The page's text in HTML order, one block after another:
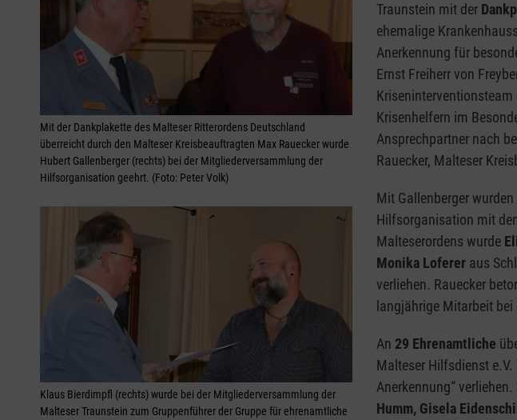
Mit der Dankplakette des Malteser Ritterordens Deutschland
überreicht durch den Malteser Kreisbeauftragten Max Rauecker wurde
Hubert Gallenberger (rechts) bei der Mitgliederversammlung der
Hilfsorganisation geehrt. (Foto: Peter Volk)
Klaus Bierdimpfl (rechts) wurde bei der Mitgliederversammlung der
Malteser Traunstein zum Gruppenführer der Gruppe für ehrenamtliche
Traunstein mit der
ehemalige
Anerkennung für
Ernst Freiherr von
Krisenhelfern im
Ansprechpartner nach
Rauecker, Malteser
Mit Gallenberger
Hilfsorganisation mit
Malteserordens wurde
Monika Lofereraus
verliehen. Rauecker
langjährige Mitarbeit
An 29 Ehrenamtliche
Malteser Hilfsdienst
Anerkennung“
Humm, Gisela